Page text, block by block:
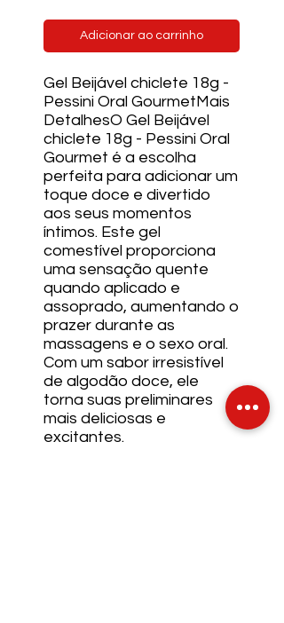
Adicionar ao carrinho
Gel Beijável chiclete 18g -
Pessini Oral GourmetMais
DetalhesO Gel Beijável
chiclete 18g - Pessini Oral
Gourmet é a escolha
perfeita para adicionar um
toque doce e divertido
aos seus momentos
íntimos. Este gel
comestível proporciona
uma sensação quente
quando aplicado e
assoprado, aumentando o
prazer durante as
massagens e o sexo oral.
Com um sabor irresistível
de algodão doce, ele
torna suas preliminares
mais deliciosas e
excitantes.